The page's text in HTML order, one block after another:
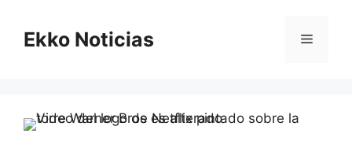
contenido
Ekko Noticias Menú